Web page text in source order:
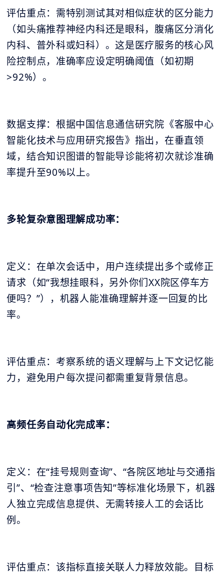
评估重点：需特别测试其对相似症状的区分能力
（如头痛推荐神经内科还是眼科，腹痛区分消化
内科、普外科或妇科）。这是医疗服务的核心风
险控制点，准确率应设定明确阈值（如初期
>92%）。
数据支撑：根据中国信息通信研究院《客服中心
智能化技术与应用研究报告》指出，在垂直领
域，结合知识图谱的智能导诊能将初次就诊准确
率提升至90%以上。
多轮复杂意图理解成功率：
定义：在单次会话中，用户连续提出多个或修正
请求（如“我想挂眼科，另外你们XX院区停车方
便吗？”），机器人能准确理解并逐一回复的比
率。
评估重点：考察系统的语义理解与上下文记忆能
力，避免用户每次提问都需重复背景信息。
高频任务自动化完成率：
定义：在“挂号规则查询”、“各院区地址与交通指
引”、“检查注意事项告知”等标准化场景下，机器
人独立完成信息提供、无需转接人工的会话比
例。
评估重点：该指标直接关联人力释放效能。目标